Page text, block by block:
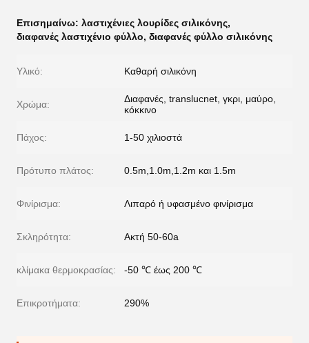
Επισημαίνω: λαστιχένιες λουρίδες σιλικόνης,
διαφανές λαστιχένιο φύλλο, διαφανές φύλλο σιλικόνης
Υλικό: Καθαρή σιλικόνη
Χρώμα:
Διαφανές, translucnet, γκρι, μαύρο,
κόκκινο
Πάχος: 1-50 χιλιοστά
Πρότυπο πλάτος: 0.5m,1.0m,1.2m και 1.5m
Φινίρισμα: Λιπαρό ή υφασμένο φινίρισμα
Σκληρότητα: Ακτή 50-60a
κλίμακα θερμοκρασίας: -50 ℃ έως 200 ℃
Επικροτήματα: 290%